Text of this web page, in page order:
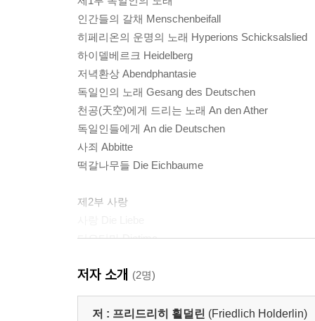
인간들의 갈채 Menschenbeifall
히페리온의 운명의 노래 Hyperions Schicksalslied
하이델베르크 Heidelberg
저녁환상 Abendphantasie
독일인의 노래 Gesang des Deutschen
천공(天空)에게 드리는 노래 An den Ather
독일인들에게 An die Deutschen
사죄 Abbitte
떡갈나무들 Die Eichbaume
제2부 사랑
디오티마 Diotima
고향 Die Heimat
소년 시절 Da ich ein Knabe war
운명의 여신들에게 An die Parzen
저자 소개 (2명)
저 : 프리드리히 횔덜린 (Friedlich Holderlin)